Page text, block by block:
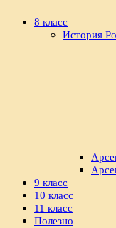
8 класс
История
9 класс
10 класс
11 класс
Полезно